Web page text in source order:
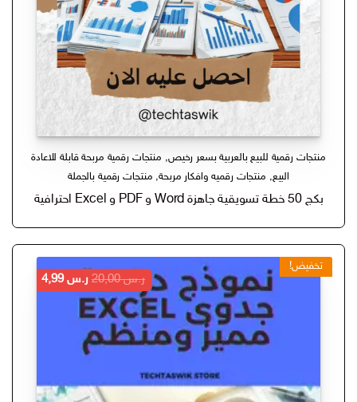
منتجات رقمية للبيع بالعربية بسعر رخيص, منتجات رقمية مربحة قابلة للاعادة
البيع, منتجات رقميه وافكار مربحة, منتجات رقمية بالجملة
بكج 50 خطة تسويقية جاهزة Word و PDF و Excel احترافية
تخفيض!
ر.س20,00
السعر
الأصلي
هو:
ر.س 20,00.
ر.س4,99
السعر